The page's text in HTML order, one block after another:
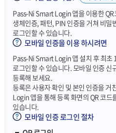
Pass-Ni Smart Login 앱을 이용한
생체인증, 패턴, PIN 인증을 거쳐 비밀
로그인할 수 있습니다.
모바일 인증을 이용 하시려면
Pass-Ni Smart Login 앱 설치 후 최초
로그인할 수 있습니다. 모바일 인증 신
등록해 보세요.
등록은 사용자 확인 및 본인 인증을
Login 앱을 통해 등록 화면의 QR 코드
있습니다.
모바일 인증 로그인 절차